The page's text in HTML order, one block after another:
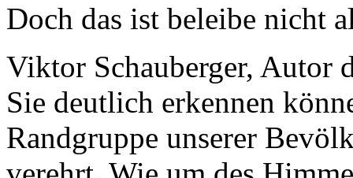
Doch das ist beleibe nicht
Viktor Schauberger, Autor
Sie deutlich erkennen
Randgruppe unserer